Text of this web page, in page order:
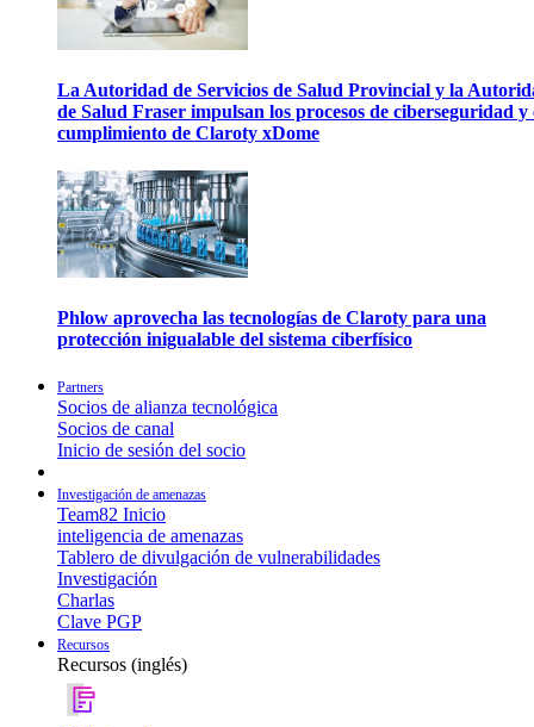
La Autoridad de Servicios de Salud Provincial y la
de Salud Fraser impulsan los procesos de ciberseguridad y
cumplimiento de Claroty xDome
Phlow aprovecha las tecnologías de Claroty para una
protección inigualable del sistema ciberfísico
Partners
Socios de alianza tecnológica
Socios de canal
Inicio de sesión del socio
Investigación de amenazas
Team82 Inicio
inteligencia de amenazas
Tablero de divulgación de vulnerabilidades
Investigación
Charlas
Clave PGP
Recursos
Recursos (inglés)